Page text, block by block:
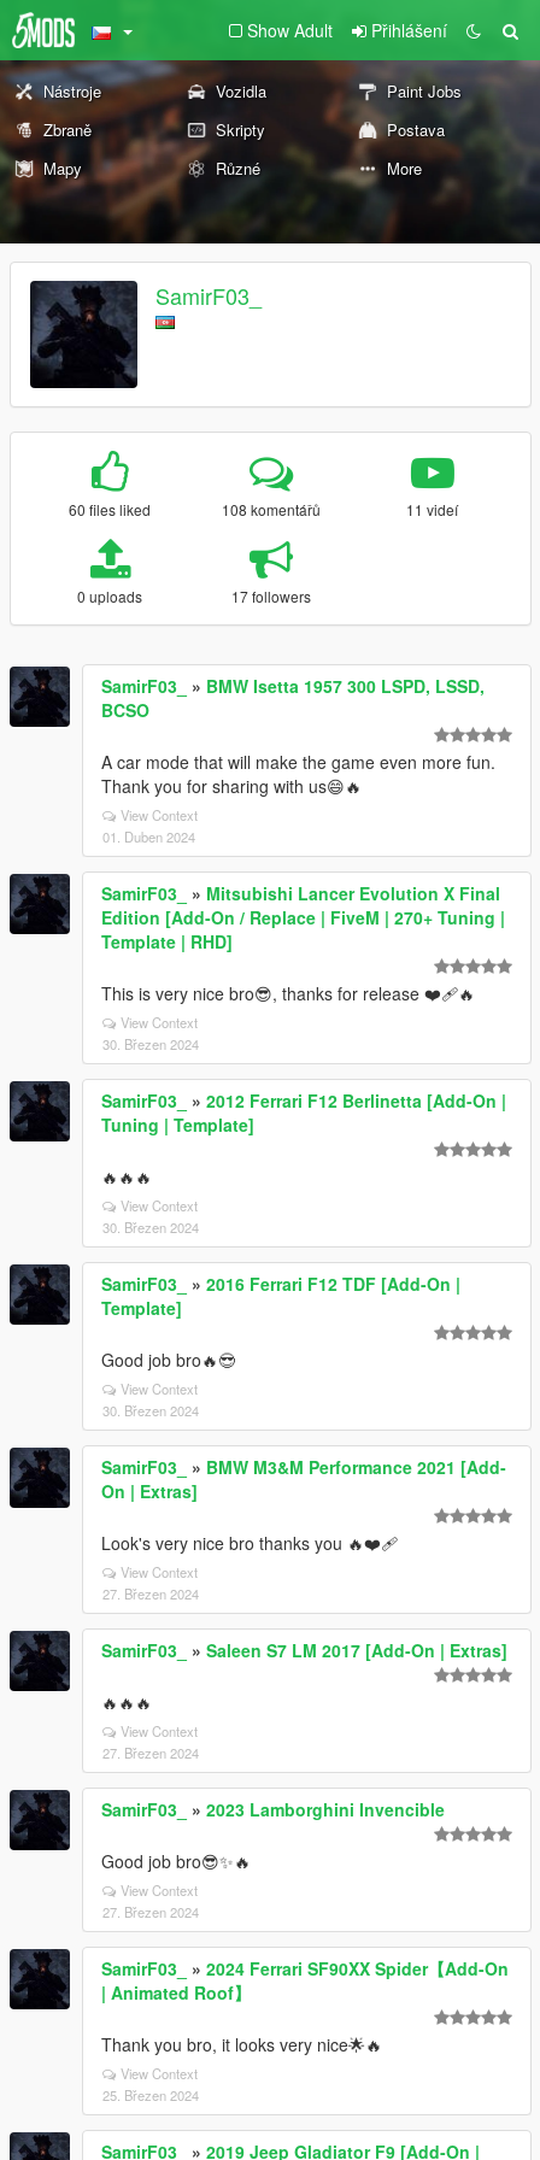
Show Adult Přihlášení
Nástroje Vozidla
Paint Jobs
Zbraně
Skripty
Postava
Mapy
Různé More
SamirF03_
60 files liked 108 komentářů 11 videí
0 uploads 17 followers
SamirF03_ » BMW Isetta 1957 300 LSPD, LSSD,
BCSO
A car mode that will make the game even more fun.
Thank you for sharing with us😄🔥
View Context
01. Duben 2024
SamirF03_ » Mitsubishi Lancer Evolution X Final
Edition [Add-On / Replace | FiveM | 270+ Tuning |
Template | RHD]
This is very nice bro😎, thanks for release ❤‍🩹🔥
View Context
30. Březen 2024
SamirF03_ » 2012 Ferrari F12 Berlinetta [Add-On |
Tuning | Template]
🔥🔥🔥
View Context
30. Březen 2024
SamirF03_ » 2016 Ferrari F12 TDF [Add-On |
Template]
Good job bro🔥😎
View Context
30. Březen 2024
SamirF03_ » BMW M3&M Performance 2021 [Add-
On | Extras]
Look's very nice bro thanks you 🔥❤‍🩹
View Context
27. Březen 2024
SamirF03_ » Saleen S7 LM 2017 [Add-On | Extras]
🔥🔥🔥
View Context
27. Březen 2024
SamirF03_ » 2023 Lamborghini Invencible
Good job bro😎✨🔥
View Context
27. Březen 2024
SamirF03_ » 2024 Ferrari SF90XX Spider【Add-On
| Animated Roof】
Thank you bro, it looks very nice🌟🔥
View Context
25. Březen 2024
SamirF03_ » 2019 Jeep Gladiator F9 [Add-On |